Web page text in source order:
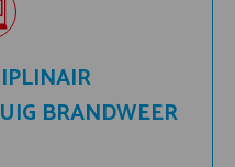
BRANDWEER